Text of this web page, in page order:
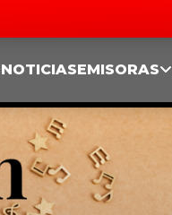
NOTICIASEMISORAS